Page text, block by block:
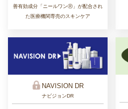
善有効成分「ニールワンⓇ」が配合され
た医療機関専売のスキンケア
NAVISION DR
ナビジョンDR